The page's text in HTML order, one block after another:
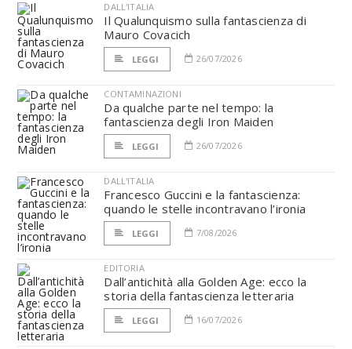
DALL'ITALIA
Il Qualunquismo sulla fantascienza di
Mauro Covacich
LEGGI 26/07/2026
CONTAMINAZIONI
Da qualche parte nel tempo: la
fantascienza degli Iron Maiden
LEGGI 26/07/2026
DALL'ITALIA
Francesco Guccini e la fantascienza:
quando le stelle incontravano l’ironia
LEGGI 7/08/2026
EDITORIA
Dall’antichità alla Golden Age: ecco la
storia della fantascienza letteraria
LEGGI 16/07/2026